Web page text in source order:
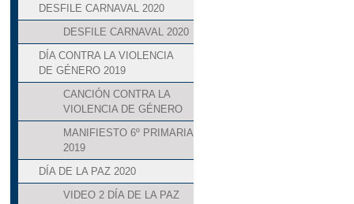
DESFILE CARNAVAL 2020
DESFILE CARNAVAL 2020
DÍA CONTRA LA VIOLENCIA
DE GÉNERO 2019
CANCIÓN CONTRA LA
VIOLENCIA DE GÉNERO
MANIFIESTO 6º PRIMARIA
2019
DÍA DE LA PAZ 2020
VIDEO 2 DÍA DE LA PAZ